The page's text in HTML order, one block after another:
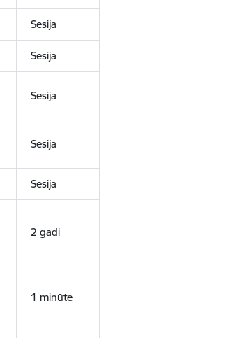
Sesija
Sesija
Sesija
Sesija
Sesija
2 gadi
1 minūte